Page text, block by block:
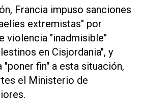
Francia impuso sanciones
extremistas" por
violencia "inadmisible"
en Cisjordania", y
fin" a esta situación,
el Ministerio de